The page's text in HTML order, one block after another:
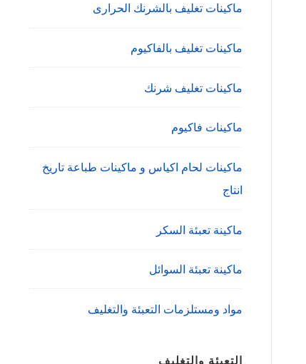
ماكينات تغليف بالشرنك الحرارى
ماكينات تغليف بالفاكيوم
ماكينات تغليف شرنك
ماكينات فاكيوم
ماكينات لحام اكياس و ماكينات طباعة تاريخ
انتاج
ماكينة تعبئة السكر
ماكينة تعبئة السوائل
مواد ومستلزمات التعبئة والتغليف
التعبئة والتغليف